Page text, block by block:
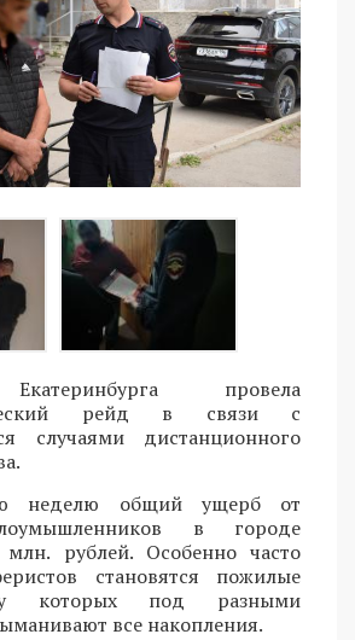
провела
рейд в связи с
случаями дистанционного
неделю общий ущерб от
в городе
рублей. Особенно часто
становятся пожилые
которых под разными
все накопления.